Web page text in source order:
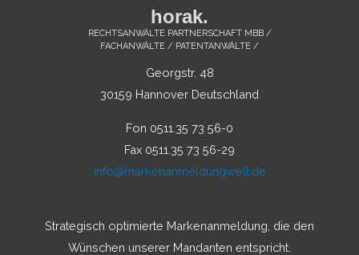
horak.
RECHTSANWÄLTE PARTNERSCHAFT MBB /
FACHANWÄLTE / PATENTANWÄLTE /
Georgstr. 48
30159 Hannover Deutschland
Fon 0511.35 73 56-0
Fax 0511.35 73 56-29
info@markenanmeldungwelt.de
Strategisch optimierte Markenanmeldung, die den
Wünschen unserer Mandanten entspricht.